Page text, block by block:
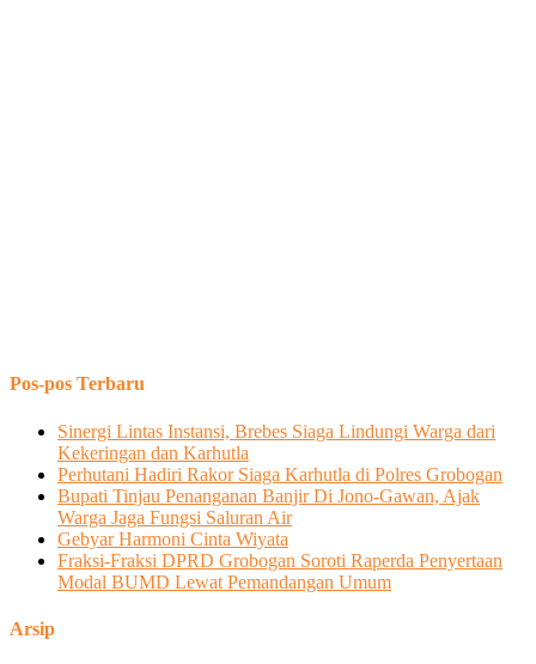
Pos-pos Terbaru
Sinergi Lintas Instansi, Brebes Siaga Lindungi Warga dari
Kekeringan dan Karhutla
Perhutani Hadiri Rakor Siaga Karhutla di Polres Grobogan
Bupati Tinjau Penanganan Banjir Di Jono-Gawan, Ajak
Warga Jaga Fungsi Saluran Air
Gebyar Harmoni Cinta Wiyata
Fraksi-Fraksi DPRD Grobogan Soroti Raperda Penyertaan
Modal BUMD Lewat Pemandangan Umum
Arsip